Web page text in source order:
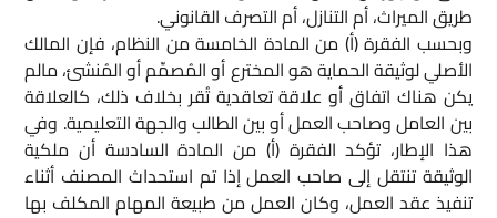
طريق الميراث، أم التنازل، أم التصرف القانوني.
وبحسب الفقرة (أ) من المادة الخامسة من النظام، فإن المالك
الأصلي لوثيقة الحماية هو المخترع أو المُصمِّم أو المُنشئ، مالم
يكن هناك اتفاق أو علاقة تعاقدية تُقر بخلاف ذلك، كالعلاقة
بين العامل وصاحب العمل أو بين الطالب والجهة التعليمية. وفي
هذا الإطار، تؤكد الفقرة (أ) من المادة السادسة أن ملكية
الوثيقة تنتقل إلى صاحب العمل إذا تم استحداث المصنف أثناء
تنفيذ عقد العمل، وكان العمل من طبيعة المهام المكلف بها